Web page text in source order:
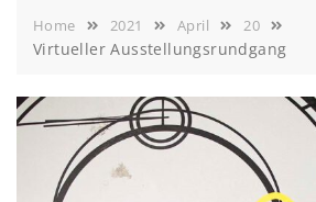
Home 2021 April 20
Virtueller Ausstellungsrundgang